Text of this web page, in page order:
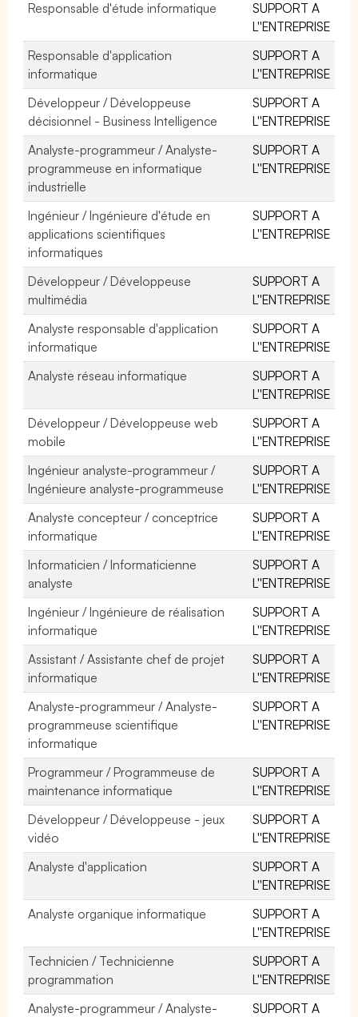
Responsable d'étude informatique
SUPPORT A
L''ENTREPRISE
Responsable d'application
informatique
SUPPORT A
L''ENTREPRISE
Développeur / Développeuse
décisionnel - Business Intelligence
SUPPORT A
L''ENTREPRISE
Analyste-programmeur / Analyste-
programmeuse en informatique
industrielle
SUPPORT A
L''ENTREPRISE
Ingénieur / Ingénieure d'étude en
applications scientifiques
informatiques
SUPPORT A
L''ENTREPRISE
Développeur / Développeuse
multimédia
SUPPORT A
L''ENTREPRISE
Analyste responsable d'application
informatique
SUPPORT A
L''ENTREPRISE
Analyste réseau informatique
SUPPORT A
L''ENTREPRISE
Développeur / Développeuse web
mobile
SUPPORT A
L''ENTREPRISE
Ingénieur analyste-programmeur /
Ingénieure analyste-programmeuse
SUPPORT A
L''ENTREPRISE
Analyste concepteur / conceptrice
informatique
SUPPORT A
L''ENTREPRISE
Informaticien / Informaticienne
analyste
SUPPORT A
L''ENTREPRISE
Ingénieur / Ingénieure de réalisation
informatique
SUPPORT A
L''ENTREPRISE
Assistant / Assistante chef de projet
informatique
SUPPORT A
L''ENTREPRISE
Analyste-programmeur / Analyste-
programmeuse scientifique
informatique
SUPPORT A
L''ENTREPRISE
Programmeur / Programmeuse de
maintenance informatique
SUPPORT A
L''ENTREPRISE
Développeur / Développeuse - jeux
vidéo
SUPPORT A
L''ENTREPRISE
Analyste d'application
SUPPORT A
L''ENTREPRISE
Analyste organique informatique
SUPPORT A
L''ENTREPRISE
Technicien / Technicienne
programmation
SUPPORT A
L''ENTREPRISE
Analyste-programmeur / Analyste-
SUPPORT A